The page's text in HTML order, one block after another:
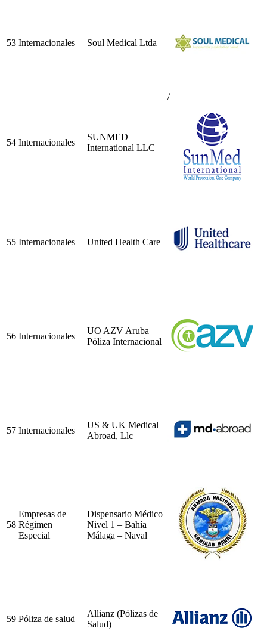
53 Internacionales Soul Medical Ltda
54 Internacionales
SUNMED
International LLC
/
55 Internacionales United Health Care
56 Internacionales
UO AZV Aruba –
Póliza Internacional
57 Internacionales
US & UK Medical
Abroad, Llc
58
Empresas de
Régimen
Especial
Dispensario Médico
Nivel 1 – Bahía
Málaga – Naval
59 Póliza de salud
Allianz (Pólizas de
Salud)